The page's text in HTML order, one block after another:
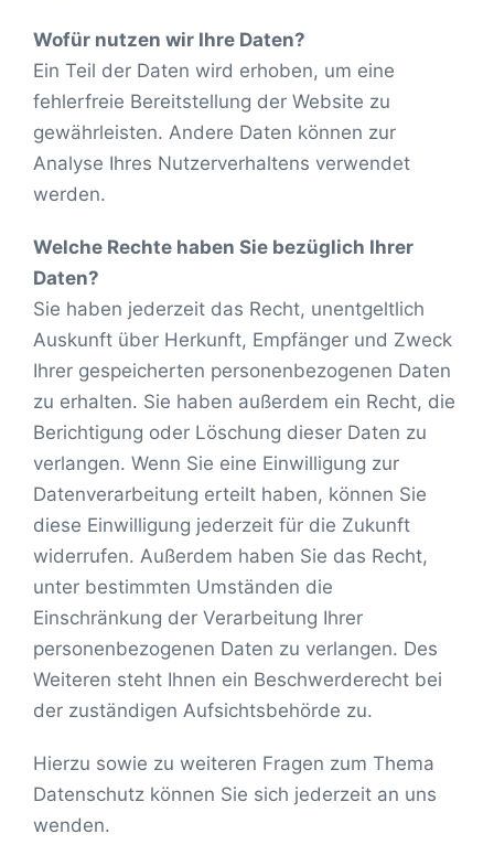
Wofür nutzen wir Ihre Daten?
Ein Teil der Daten wird erhoben, um eine
fehlerfreie Bereitstellung der Website zu
gewährleisten. Andere Daten können zur
Analyse Ihres Nutzerverhaltens verwendet
werden.
Welche Rechte haben Sie bezüglich Ihrer
Daten?
Sie haben jederzeit das Recht, unentgeltlich
Auskunft über Herkunft, Empfänger und Zweck
Ihrer gespeicherten personenbezogenen Daten
zu erhalten. Sie haben außerdem ein Recht, die
Berichtigung oder Löschung dieser Daten zu
verlangen. Wenn Sie eine Einwilligung zur
Datenverarbeitung erteilt haben, können Sie
diese Einwilligung jederzeit für die Zukunft
widerrufen. Außerdem haben Sie das Recht,
unter bestimmten Umständen die
Einschränkung der Verarbeitung Ihrer
personenbezogenen Daten zu verlangen. Des
Weiteren steht Ihnen ein Beschwerderecht bei
der zuständigen Aufsichtsbehörde zu.
Hierzu sowie zu weiteren Fragen zum Thema
Datenschutz können Sie sich jederzeit an uns
wenden.